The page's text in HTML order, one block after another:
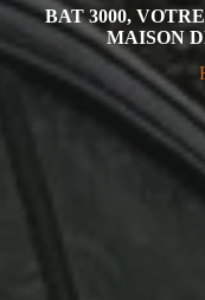
BAT 3000,
MAISON